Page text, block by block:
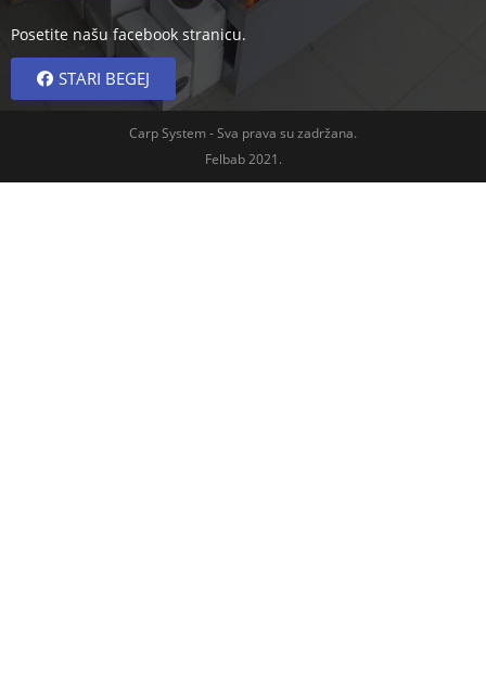
Posetite našu facebook stranicu.
STARI BEGEJ
Carp System - Sva prava su zadržana.
Felbab 2021.